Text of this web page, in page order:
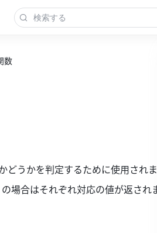
数
どうかを判定するために使用され
場合はそれぞれ対応の値が返され